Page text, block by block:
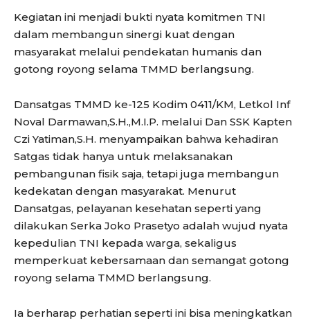
Kegiatan ini menjadi bukti nyata komitmen TNI
dalam membangun sinergi kuat dengan
masyarakat melalui pendekatan humanis dan
gotong royong selama TMMD berlangsung.
Dansatgas TMMD ke-125 Kodim 0411/KM, Letkol Inf
Noval Darmawan,S.H.,M.I.P. melalui Dan SSK Kapten
Czi Yatiman,S.H. menyampaikan bahwa kehadiran
Satgas tidak hanya untuk melaksanakan
pembangunan fisik saja, tetapi juga membangun
kedekatan dengan masyarakat. Menurut
Dansatgas, pelayanan kesehatan seperti yang
dilakukan Serka Joko Prasetyo adalah wujud nyata
kepedulian TNI kepada warga, sekaligus
memperkuat kebersamaan dan semangat gotong
royong selama TMMD berlangsung.
Ia berharap perhatian seperti ini bisa meningkatkan